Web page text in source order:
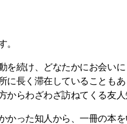
。
を続け、どなたかにお会い
に長く滞在していることも
からわざわざ訪ねてくる友
かった知人から、一冊の本